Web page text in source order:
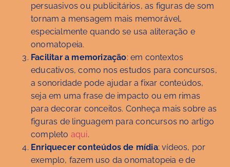
persuasivos ou publicitários, as figuras de som
tornam a mensagem mais memorável,
especialmente quando se usa aliteração e
onomatopeia.
Facilitar a memorização: em contextos
educativos, como nos estudos para concursos,
a sonoridade pode ajudar a fixar conteúdos,
seja em uma frase de impacto ou em rimas
para decorar conceitos. Conheça mais sobre as
figuras de linguagem para concursos no artigo
completo aqui.
Enriquecer conteúdos de mídia: vídeos, por
exemplo, fazem uso da onomatopeia e de